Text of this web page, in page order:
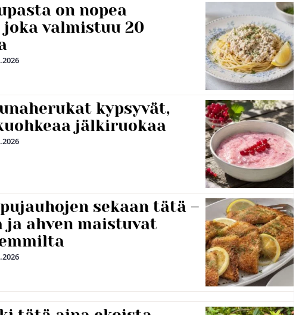
on nopea
valmistuu 20
kypsyvät,
jälkiruokaa
sekaan tätä –
ja ahven maistuvat